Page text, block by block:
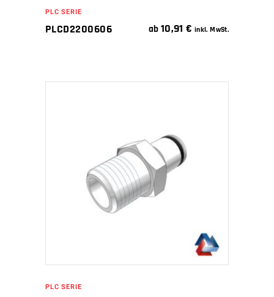
PLC SERIE
PLCD2200606 ab 10,91€ inkl. MwSt.
IN DEN WARENKORB
PLC SERIE